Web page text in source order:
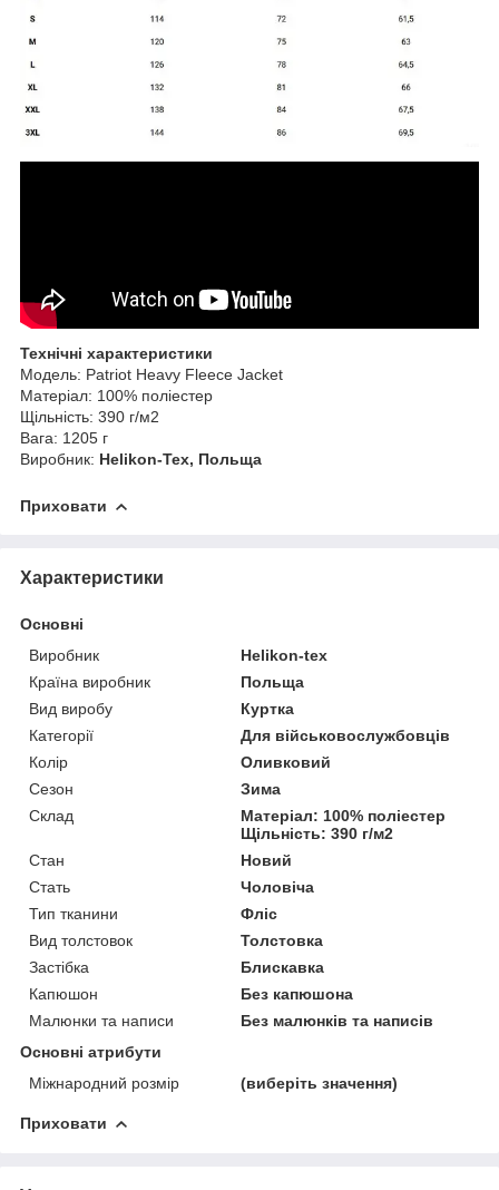
Технічні характеристики
Модель: Patriot Heavy Fleece Jacket
Матеріал: 100% поліестер
Щільність: 390 г/м2
Вага: 1205 г
Виробник: Helikon-Tex, Польща
Приховати
Характеристики
Основні
Виробник
Helikon-tex
Країна виробник
Польща
Вид виробу
Куртка
Категорії
Для військовослужбовців
Колір
Оливковий
Сезон
Зима
Склад
Матеріал: 100% поліестер
Щільність: 390 г/м2
Стан
Новий
Стать
Чоловіча
Тип тканини
Фліс
Вид толстовок
Толстовка
Застібка
Блискавка
Капюшон
Без капюшона
Малюнки та написи
Без малюнків та написів
Основні атрибути
Міжнародний розмір
(виберіть значення)
Приховати